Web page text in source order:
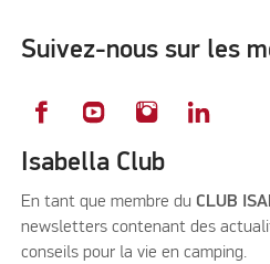
Suivez-nous sur les
Isabella Club
En tant que membre du CLUB
newsletters contenant des
conseils pour la vie en camping.